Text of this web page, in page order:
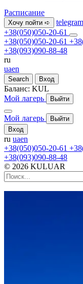
Расписание
Хочу пойти ➪
telegram
+38(050)050-20-61
+38(050)050-20-61
+38(093)090-88-48
ru
uaen
Search Вход
Баланс: KUL
Мой лагерь
Выйти
Мой лагерь
Выйти
Вход
ru uaen
+38(050)050-20-61
+38(093)090-88-48
© 2026 KULUAR